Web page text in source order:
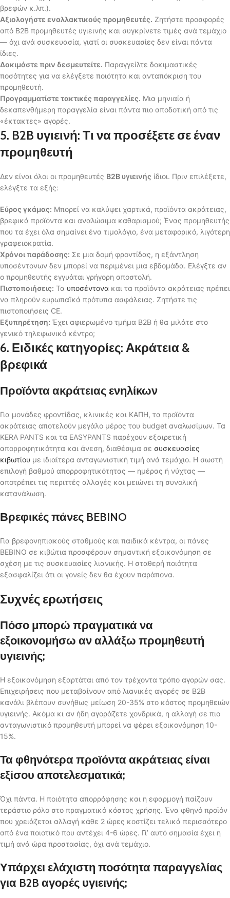
βρεφών κ.λπ.).
Αξιολογήστε εναλλακτικούς προμηθευτές. Ζητήστε προσφορές
από B2B προμηθευτές υγιεινής και συγκρίνετε τιμές ανά τεμάχιο
— όχι ανά συσκευασία, γιατί οι συσκευασίες δεν είναι πάντα
ίδιες.
Δοκιμάστε πριν δεσμευτείτε. Παραγγείλτε δοκιμαστικές
ποσότητες για να ελέγξετε ποιότητα και ανταπόκριση του
προμηθευτή.
Προγραμματίστε τακτικές παραγγελίες. Μια μηνιαία ή
δεκαπενθήμερη παραγγελία είναι πάντα πιο αποδοτική από τις
«έκτακτες» αγορές.
5. B2B υγιεινή: Τι να προσέξετε σε έναν
προμηθευτή
Δεν είναι όλοι οι προμηθευτές B2B υγιεινής ίδιοι. Πριν επιλέξετε,
ελέγξτε τα εξής:
Εύρος γκάμας: Μπορεί να καλύψει χαρτικά, προϊόντα ακράτειας,
βρεφικά προϊόντα και αναλώσιμα καθαρισμού; Ένας προμηθευτής
που τα έχει όλα σημαίνει ένα τιμολόγιο, ένα μεταφορικό, λιγότερη
γραφειοκρατία.
Χρόνοι παράδοσης: Σε μια δομή φροντίδας, η εξάντληση
υποσέντονων δεν μπορεί να περιμένει μια εβδομάδα. Ελέγξτε αν
ο προμηθευτής εγγυάται γρήγορη αποστολή.
Πιστοποιήσεις: Τα υποσέντονα και τα προϊόντα ακράτειας πρέπει
να πληρούν ευρωπαϊκά πρότυπα ασφάλειας. Ζητήστε τις
πιστοποιήσεις CE.
Εξυπηρέτηση: Έχει αφιερωμένο τμήμα B2B ή θα μιλάτε στο
γενικό τηλεφωνικό κέντρο;
6. Ειδικές κατηγορίες: Ακράτεια &
βρεφικά
Προϊόντα ακράτειας ενηλίκων
Για μονάδες φροντίδας, κλινικές και ΚΑΠΗ, τα προϊόντα
ακράτειας αποτελούν μεγάλο μέρος του budget αναλωσίμων. Τα
KERA PANTS και τα EASYPANTS παρέχουν εξαιρετική
απορροφητικότητα και άνεση, διαθέσιμα σε συσκευασίες
κιβωτίου με ιδιαίτερα ανταγωνιστική τιμή ανά τεμάχιο. Η σωστή
επιλογή βαθμού απορροφητικότητας — ημέρας ή νύχτας —
αποτρέπει τις περιττές αλλαγές και μειώνει τη συνολική
κατανάλωση.
Βρεφικές πάνες BEBINO
Για βρεφονηπιακούς σταθμούς και παιδικά κέντρα, οι πάνες
BEBINO σε κιβώτια προσφέρουν σημαντική εξοικονόμηση σε
σχέση με τις συσκευασίες λιανικής. Η σταθερή ποιότητα
εξασφαλίζει ότι οι γονείς δεν θα έχουν παράπονα.
Συχνές ερωτήσεις
Πόσο μπορώ πραγματικά να
εξοικονομήσω αν αλλάξω προμηθευτή
υγιεινής;
Η εξοικονόμηση εξαρτάται από τον τρέχοντα τρόπο αγορών σας.
Επιχειρήσεις που μεταβαίνουν από λιανικές αγορές σε B2B
κανάλι βλέπουν συνήθως μείωση 20-35% στο κόστος προμηθειών
υγιεινής. Ακόμα κι αν ήδη αγοράζετε χονδρικά, η αλλαγή σε πιο
ανταγωνιστικό προμηθευτή μπορεί να φέρει εξοικονόμηση 10-
15%.
Τα φθηνότερα προϊόντα ακράτειας είναι
εξίσου αποτελεσματικά;
Όχι πάντα. Η ποιότητα απορρόφησης και η εφαρμογή παίζουν
τεράστιο ρόλο στο πραγματικό κόστος χρήσης. Ένα φθηνό προϊόν
που χρειάζεται αλλαγή κάθε 2 ώρες κοστίζει τελικά περισσότερο
από ένα ποιοτικό που αντέχει 4-6 ώρες. Γι’ αυτό σημασία έχει η
τιμή ανά ώρα προστασίας, όχι ανά τεμάχιο.
Υπάρχει ελάχιστη ποσότητα παραγγελίας
για B2B αγορές υγιεινής;